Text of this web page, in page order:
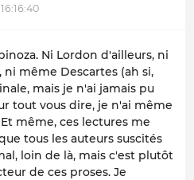
Ni Lordon d'ailleurs, ni
ni même Descartes (ah si,
mais je n'ai jamais pu
tout vous dire, je n'ai même
même, ces lectures me
tous les auteurs suscités
loin de là, mais c'est plutôt
de ces proses. Je